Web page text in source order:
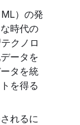
）の発
時代の
クノロ
ータを
タを統
を得る
れるに